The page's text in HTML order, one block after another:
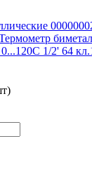
1/2' 64